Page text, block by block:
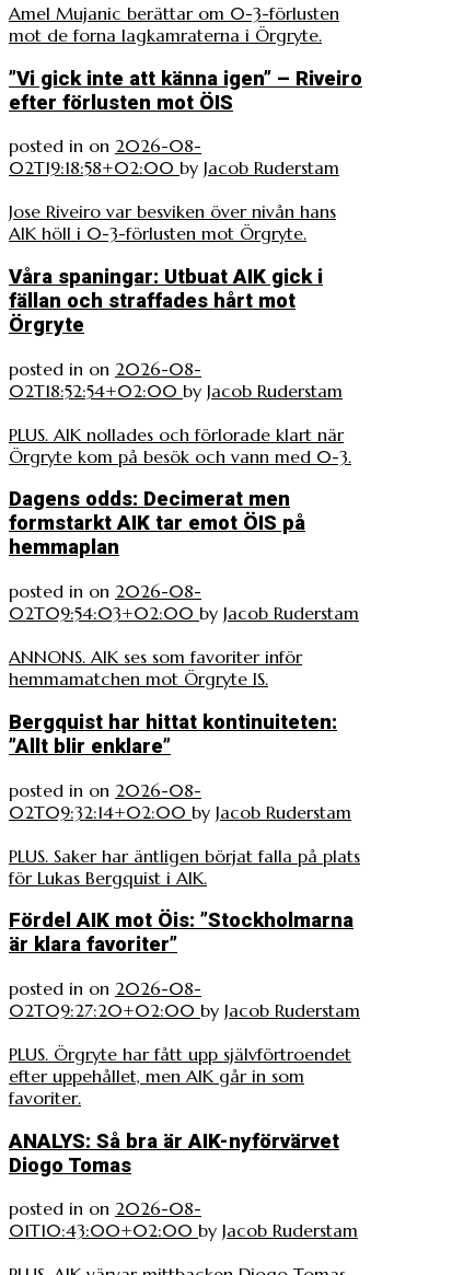
Amel Mujanic berättar om 0-3-förlusten
mot de forna lagkamraterna i Örgryte.
”Vi gick inte att känna igen” – Riveiro
efter förlusten mot ÖIS
posted in on 2026-08-
02T19:18:58+02:00 by Jacob Ruderstam
Jose Riveiro var besviken över nivån hans
AIK höll i 0-3-förlusten mot Örgryte.
Våra spaningar: Utbuat AIK gick i
fällan och straffades hårt mot
Örgryte
posted in on 2026-08-
02T18:52:54+02:00 by Jacob Ruderstam
PLUS. AIK nollades och förlorade klart när
Örgryte kom på besök och vann med 0-3.
Dagens odds: Decimerat men
formstarkt AIK tar emot ÖIS på
hemmaplan
posted in on 2026-08-
02T09:54:03+02:00 by Jacob Ruderstam
ANNONS. AIK ses som favoriter inför
hemmamatchen mot Örgryte IS.
Bergquist har hittat kontinuiteten:
”Allt blir enklare”
posted in on 2026-08-
02T09:32:14+02:00 by Jacob Ruderstam
PLUS. Saker har äntligen börjat falla på plats
för Lukas Bergquist i AIK.
Fördel AIK mot Öis: ”Stockholmarna
är klara favoriter”
posted in on 2026-08-
02T09:27:20+02:00 by Jacob Ruderstam
PLUS. Örgryte har fått upp självförtroendet
efter uppehållet, men AIK går in som
favoriter.
ANALYS: Så bra är AIK-nyförvärvet
Diogo Tomas
posted in on 2026-08-
01T10:43:00+02:00 by Jacob Ruderstam